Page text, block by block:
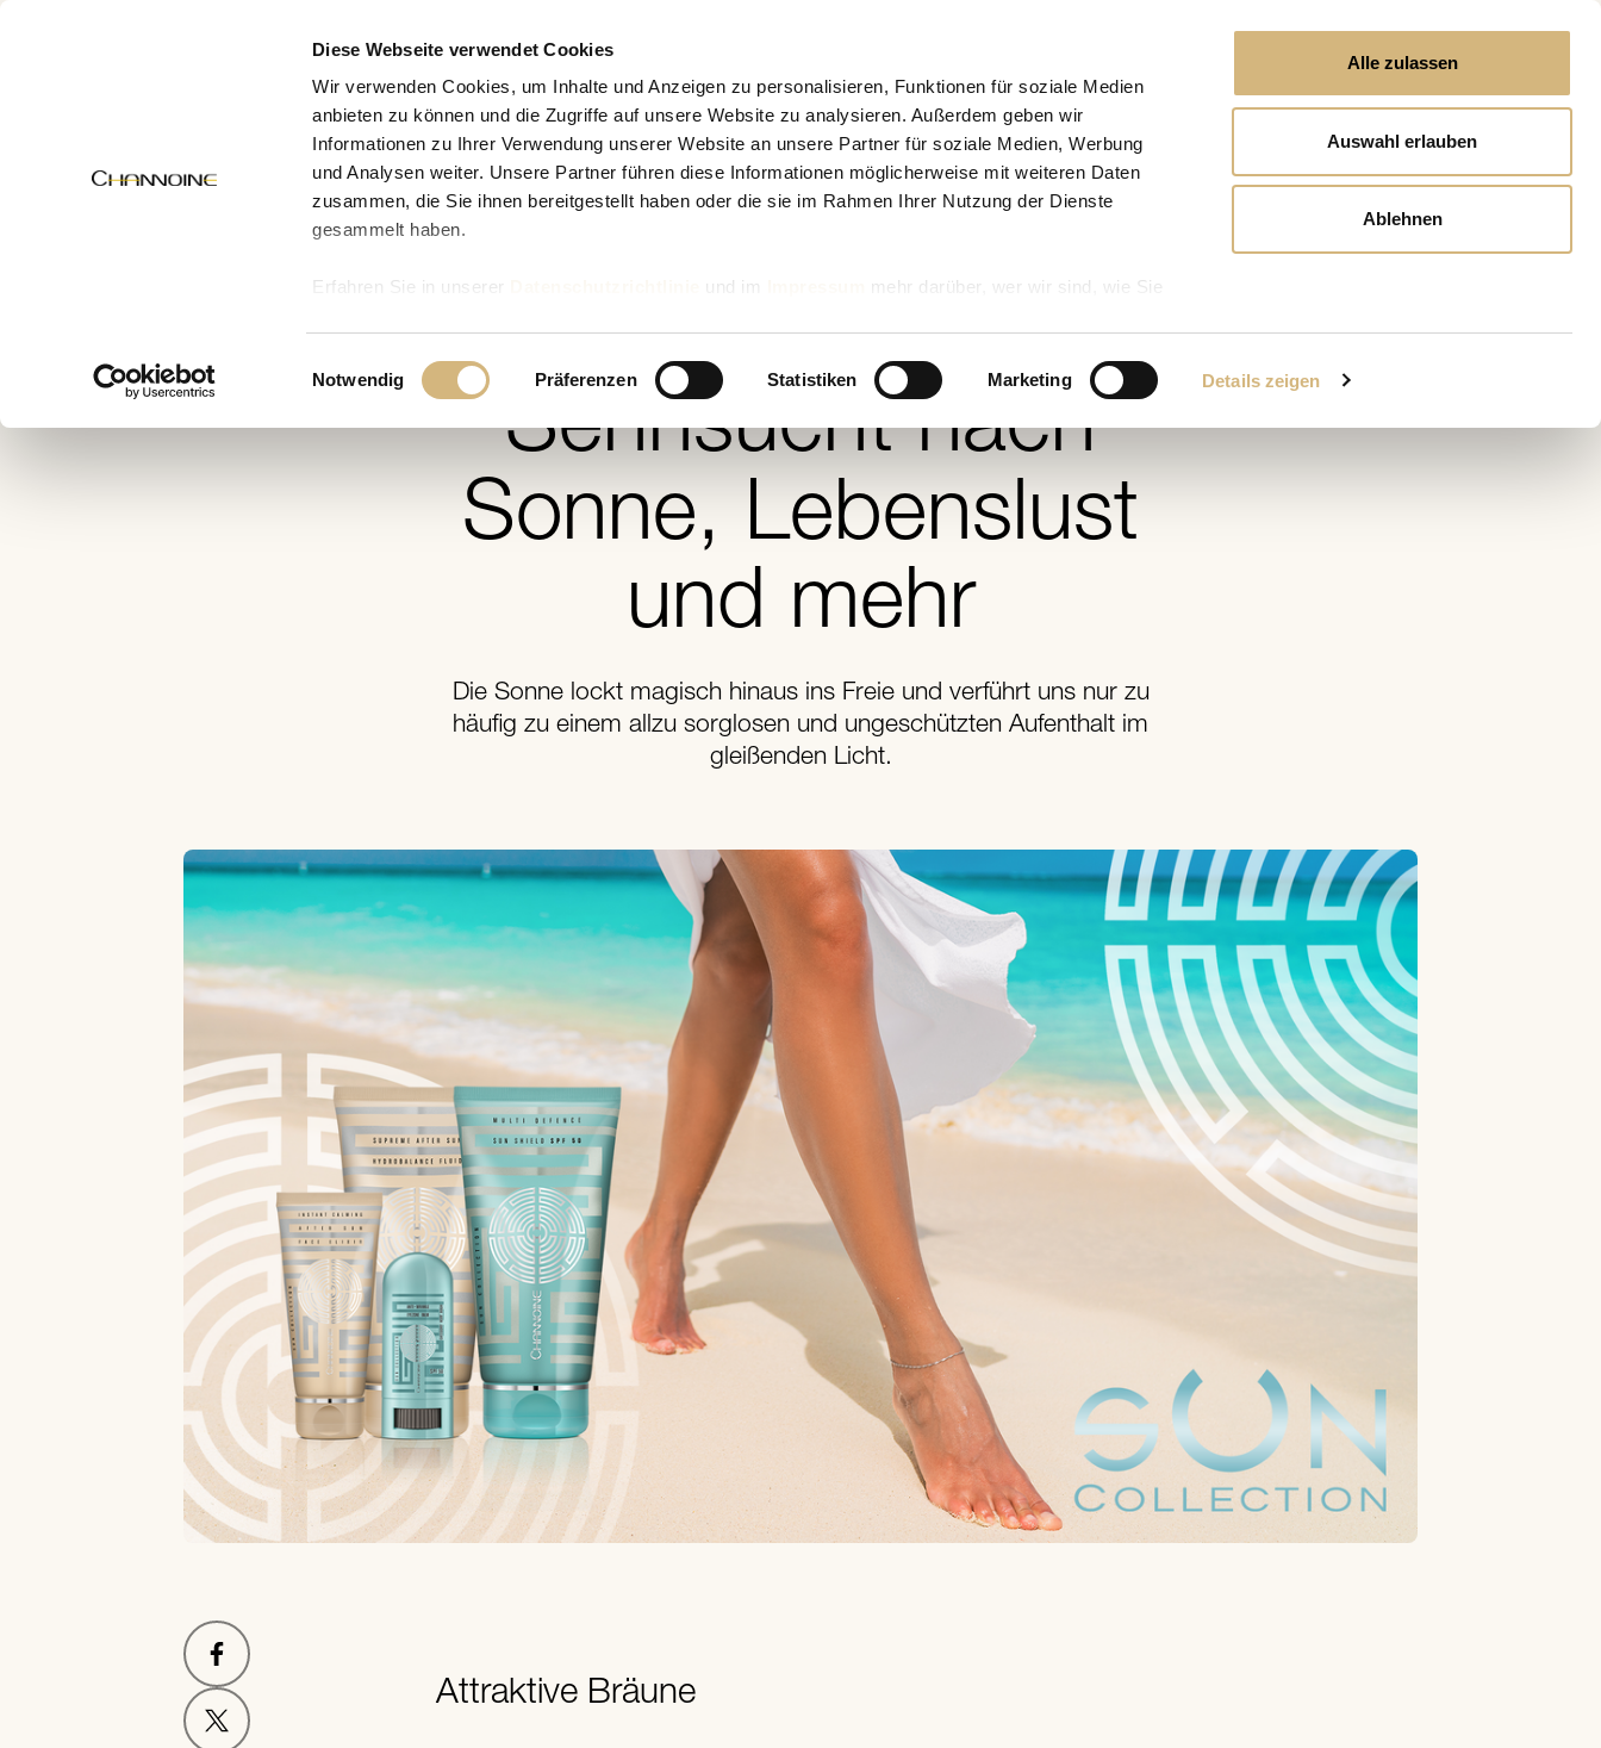
Diese Webseite verwendet Cookies
Wir verwenden Cookies, um Inhalte und Anzeigen zu personalisieren, Funktionen für soziale Medien
anbieten zu können und die Zugriffe auf unsere Website zu analysieren. Außerdem geben wir
Informationen zu Ihrer Verwendung unserer Website an unsere Partner für soziale Medien, Werbung
und Analysen weiter. Unsere Partner führen diese Informationen möglicherweise mit weiteren Daten
zusammen, die Sie ihnen bereitgestellt haben oder die sie im Rahmen Ihrer Nutzung der Dienste
gesammelt haben.
Erfahren Sie in unserer und im
mehr darüber, wer wir sind, wie Sie
Einwilligungsauswahl
Notwendig Präferenzen Statistiken Marketing Details zeigen
Alle zulassen
Auswahl erlauben
Ablehnen
Zur Übersicht
Sommerzeit, die
Sehnsucht nach
Sonne, Lebenslust
und mehr
Die Sonne lockt magisch hinaus ins Freie und verführt uns nur zu
häufig zu einem allzu sorglosen und ungeschützten Aufenthalt im
gleißenden Licht.
Attraktive Bräune